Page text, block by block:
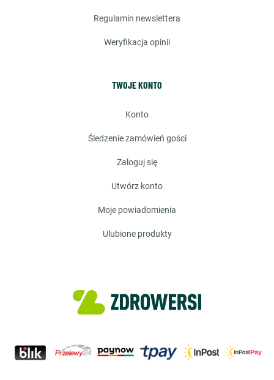
regulamin newslettera
weryfikacja opinii
TWOJE KONTO
konto
śledzenie zamówień gości
zaloguj się
utwórz konto
moje powiadomienia
ulubione produkty